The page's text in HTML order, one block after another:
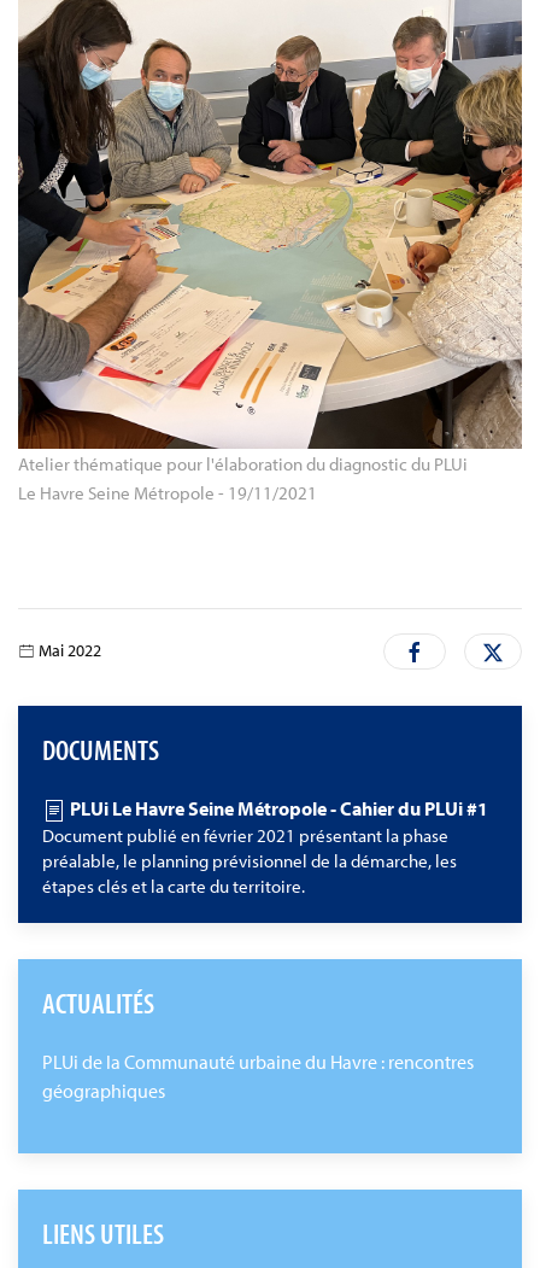
Atelier thématique pour l'élaboration du diagnostic du PLUi
Le Havre Seine Métropole - 19/11/2021
Mai 2022
DOCUMENTS
PLUi Le Havre Seine Métropole - Cahier du PLUi #1
Document publié en février 2021 présentant la phase
préalable, le planning prévisionnel de la démarche, les
étapes clés et la carte du territoire.
ACTUALITÉS
PLUi de la Communauté urbaine du Havre : rencontres
géographiques
LIENS UTILES